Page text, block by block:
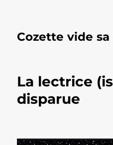
Cozette vide
La lectrice
disparue